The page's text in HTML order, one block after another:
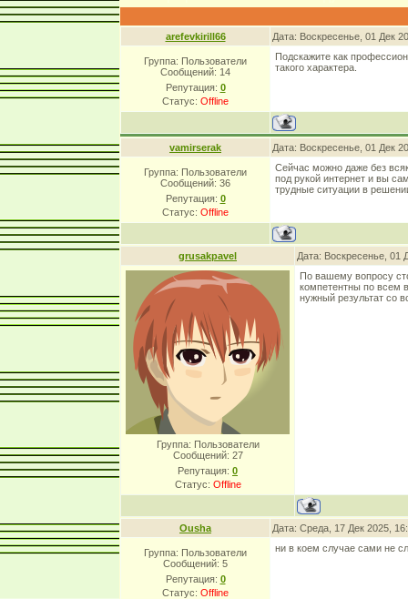
arefevkirill66 Дата: Воскресенье, 01 Дек
Группа: Пользователи
Сообщений: 14
Репутация: 0
Статус: Offline
Подскажите как
такого характера.
vamirserak Дата: Воскресенье, 01 Дек
Группа: Пользователи
Сообщений: 36
Репутация: 0
Статус: Offline
Сейчас можно даже без
под рукой интернет и вы
трудные ситуации в
grusakpavel Дата: Воскресенье,
Группа: Пользователи
Сообщений: 27
Репутация: 0
Статус: Offline
По вашему вопросу
компетентны по всем
нужный результат со
Ousha Дата: Среда, 17 Дек 2025,
Группа: Пользователи
Сообщений: 5
Репутация: 0
Статус: Offline
ни в коем случае сами не